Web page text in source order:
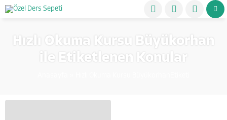
Hızlı Okuma Kursu Büyükorhan
ile Etiketlenen Konular